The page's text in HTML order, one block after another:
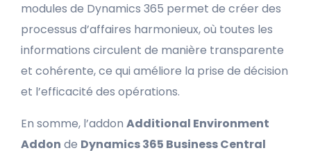
modules de Dynamics 365 permet de créer des
processus d’affaires harmonieux, où toutes les
informations circulent de manière transparente
et cohérente, ce qui améliore la prise de décision
et l’efficacité des opérations.
En somme, l’addon Additional Environment
Addon de Dynamics 365 Business Central